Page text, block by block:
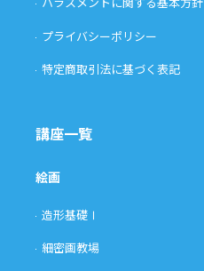
プライバシーポリシー
特定商取引法に基づく表記
講座一覧
絵画
造形基礎Ⅰ
細密画教場